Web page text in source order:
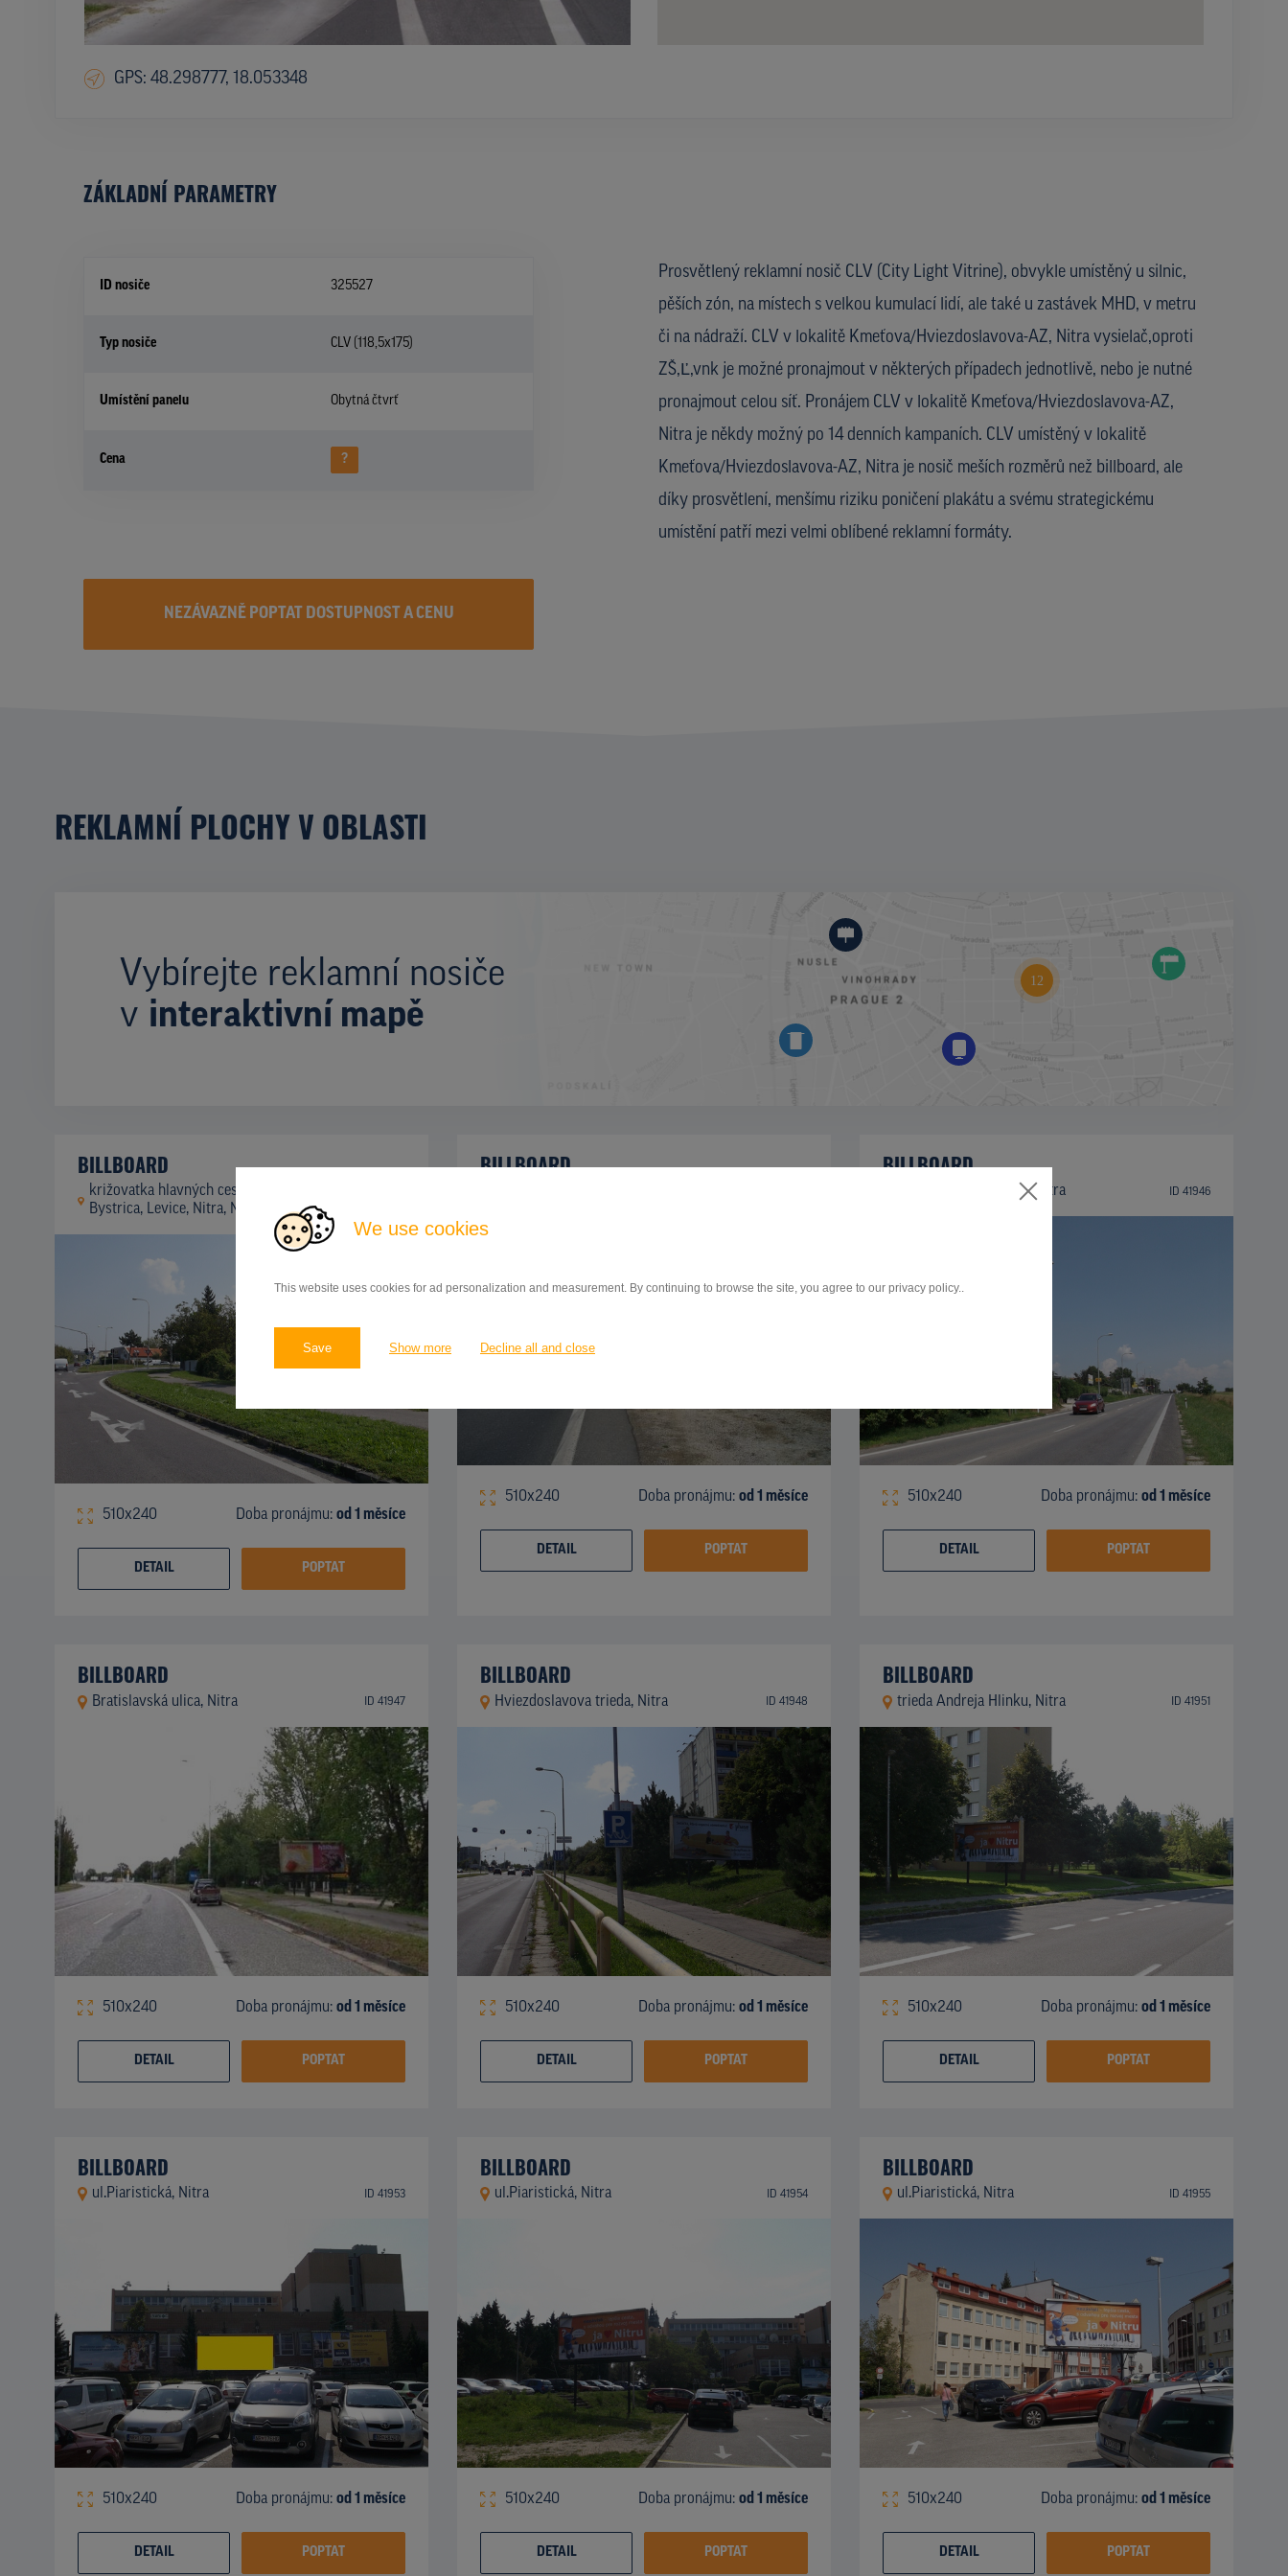
We use cookies
This website uses cookies for ad personalization and measurement. By continuing to browse the site, you agree to our privacy policy..
Save Show more Decline all and close
GPS: 48.298777, 18.053348
ZÁKLADNÍ PARAMETRY
ID nosiče 325527
Typ nosiče CLV (118,5x175)
Umístění panelu Obytná čtvrť
Cena ?
Prosvětlený reklamní nosič CLV (City Light Vitrine), obvykle umístěný u silnic,
pěších zón, na místech s velkou kumulací lidí, ale také u zastávek MHD, v metru
či na nádraží. CLV v lokalitě Kmeťova/Hviezdoslavova-AZ, Nitra vysielač,oproti
ZŠ,Ľ,vnk je možné pronajmout v některých případech jednotlivě, nebo je nutné
pronajmout celou síť. Pronájem CLV v lokalitě Kmeťova/Hviezdoslavova-AZ,
Nitra je někdy možný po 14 denních kampaních. CLV umístěný v lokalitě
Kmeťova/Hviezdoslavova-AZ, Nitra je nosič meších rozměrů než billboard, ale
díky prosvětlení, menšímu riziku poničení plakátu a svému strategickému
umístění patří mezi velmi oblíbené reklamní formáty.
NEZÁVAZNĚ POPTAT DOSTUPNOST A CENU
REKLAMNÍ PLOCHY V OBLASTI
Vybírejte reklamní nosiče
v interaktivní mapě
BILLBOARD
križovatka hlavných cestných ťahov Banská
Bystrica, Levice, Nitra, Nitra
510x240 Doba pronájmu: od 1 měsíce
DETAIL POPTAT
BILLBOARD
510x240 Doba pronájmu: od 1 měsíce
DETAIL POPTAT
BILLBOARD
Zlatomoravecká ulica, Nitra ID 41946
510x240 Doba pronájmu: od 1 měsíce
DETAIL POPTAT
BILLBOARD
Bratislavská ulica, Nitra ID 41947
510x240 Doba pronájmu: od 1 měsíce
DETAIL POPTAT
BILLBOARD
Hviezdoslavova trieda, Nitra ID 41948
510x240 Doba pronájmu: od 1 měsíce
DETAIL POPTAT
BILLBOARD
trieda Andreja Hlinku, Nitra ID 41951
510x240 Doba pronájmu: od 1 měsíce
DETAIL POPTAT
BILLBOARD
ul.Piaristická, Nitra ID 41953
510x240 Doba pronájmu: od 1 měsíce
DETAIL POPTAT
BILLBOARD
ul.Piaristická, Nitra ID 41954
510x240 Doba pronájmu: od 1 měsíce
DETAIL POPTAT
BILLBOARD
ul.Piaristická, Nitra ID 41955
510x240 Doba pronájmu: od 1 měsíce
DETAIL POPTAT